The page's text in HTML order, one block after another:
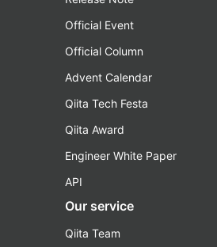
Official Event
Official Column
Advent Calendar
Qiita Tech Festa
Qiita Award
Engineer White Paper
API
Our service
Qiita Team